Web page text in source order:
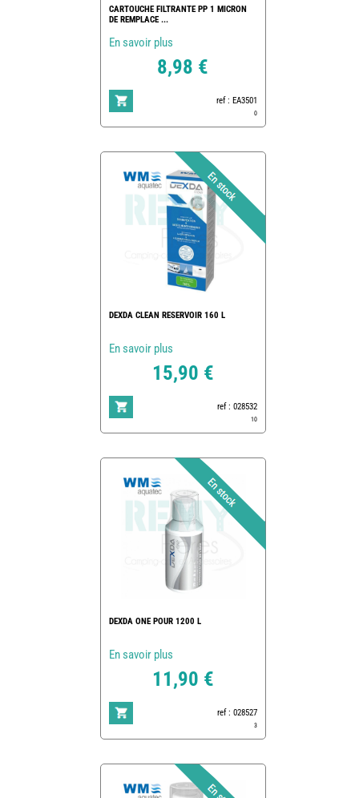
CARTOUCHE FILTRANTE PP 1 MICRON
DE REMPLACE ...
En savoir plus
8,98 €
ref : EA3501
0
DEXDA CLEAN RESERVOIR 160 L
En savoir plus
15,90 €
ref : 028532
10
DEXDA ONE POUR 1200 L
En savoir plus
11,90 €
ref : 028527
3